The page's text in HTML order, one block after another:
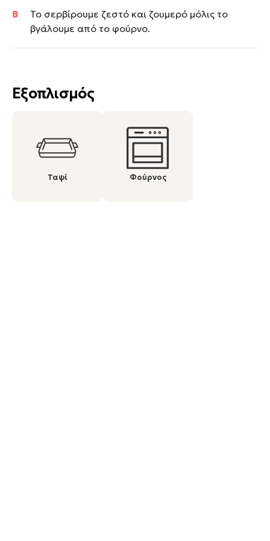
Εξοπλισμός
Ταψί Φούρνος
Το σερβίρουμε ζεστό και ζουμερό μόλις το
βγάλουμε από το φούρνο.